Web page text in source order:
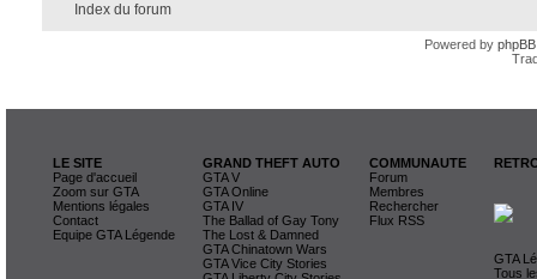
Index du forum
Powered by phpBB
LE SITE
Page d'accueil
Zoom sur GTA
Mentions légales
Contact
Equipe GTA Légende
GRAND THEFT AUTO
GTA V
GTA Online
GTA IV
The Ballad of Gay Tony
The Lost & Damned
GTA Chinatown Wars
GTA Vice City Stories
COMMUNAUTE
Forum
Membres
Rechercher
Flux RSS
GTA
Tous